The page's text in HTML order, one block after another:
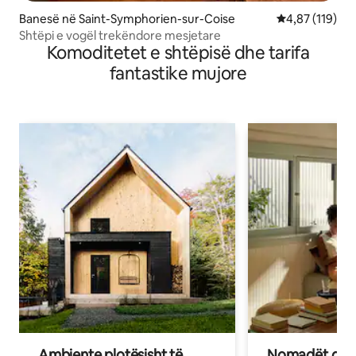
Banesë në Saint-Symphorien-sur-Coise Vlerësimi
4,87 (119)
Shtëpi e vogël trekëndore mesjetare
Komoditetet e shtëpisë dhe tarifa
fantastike mujore